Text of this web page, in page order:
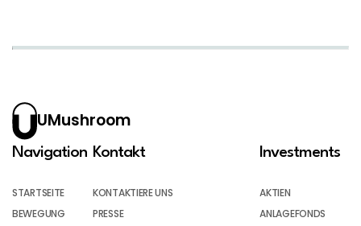
UMushroom
Navigation
STARTSEITE
BEWEGUNG
Kontakt
KONTAKTIERE UNS
PRESSE
Investments
AKTIEN
ANLAGEFONDS